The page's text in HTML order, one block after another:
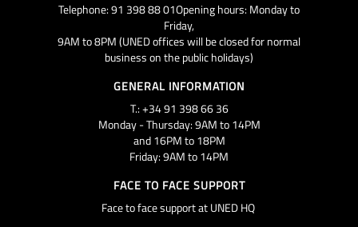
Telephone: 91 398 88 01Opening hours: Monday to
Friday,
9AM to 8PM (UNED offices will be closed for normal
business on the public holidays)
GENERAL INFORMATION
T.: +34 91 398 66 36
Monday - Thursday: 9AM to 14PM
and 16PM to 18PM
Friday: 9AM to 14PM
FACE TO FACE SUPPORT
Face to face support at UNED HQ